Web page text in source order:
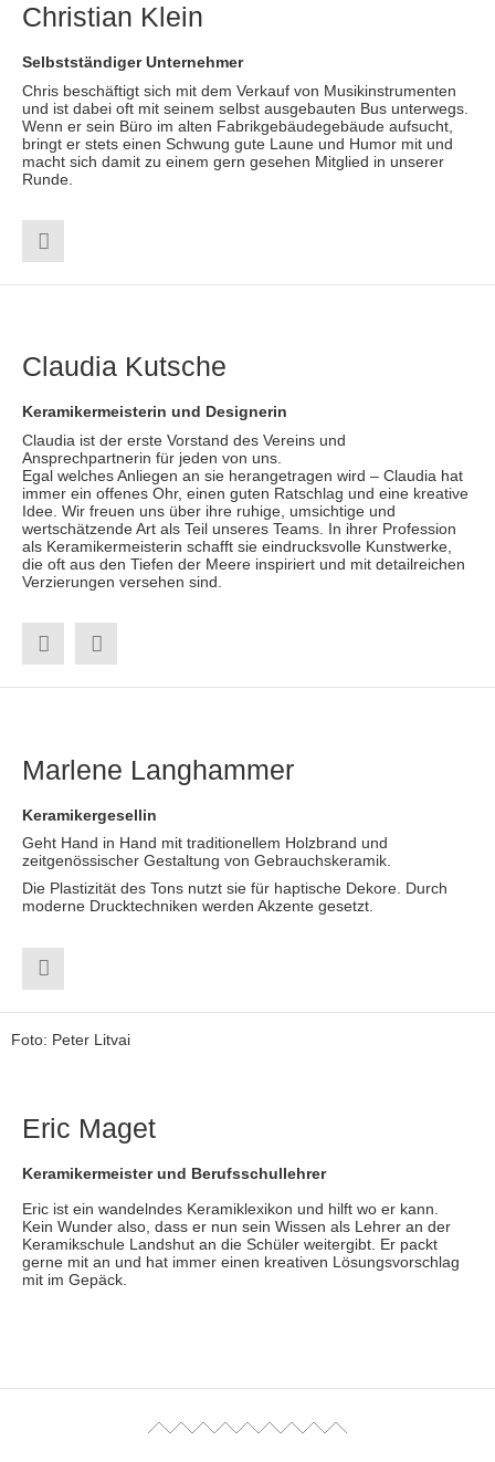
Christian Klein
Selbstständiger Unternehmer
Chris beschäftigt sich mit dem Verkauf von Musikinstrumenten
und ist dabei oft mit seinem selbst ausgebauten Bus unterwegs.
Wenn er sein Büro im alten Fabrikgebäudegebäude aufsucht,
bringt er stets einen Schwung gute Laune und Humor mit und
macht sich damit zu einem gern gesehen Mitglied in unserer
Runde.
Claudia Kutsche
Keramikermeisterin und Designerin
Claudia ist der erste Vorstand des Vereins und
Ansprechpartnerin für jeden von uns.
Egal welches Anliegen an sie herangetragen wird – Claudia hat
immer ein offenes Ohr, einen guten Ratschlag und eine kreative
Idee. Wir freuen uns über ihre ruhige, umsichtige und
wertschätzende Art als Teil unseres Teams. In ihrer Profession
als Keramikermeisterin schafft sie eindrucksvolle Kunstwerke,
die oft aus den Tiefen der Meere inspiriert und mit detailreichen
Verzierungen versehen sind.
Marlene Langhammer
Keramikergesellin
Geht Hand in Hand mit traditionellem Holzbrand und
zeitgenössischer Gestaltung von Gebrauchskeramik.
Die Plastizität des Tons nutzt sie für haptische Dekore. Durch
moderne Drucktechniken werden Akzente gesetzt.
Foto: Peter Litvai
Eric Maget
Keramikermeister und Berufsschullehrer
Eric ist ein wandelndes Keramiklexikon und hilft wo er kann.
Kein Wunder also, dass er nun sein Wissen als Lehrer an der
Keramikschule Landshut an die Schüler weitergibt. Er packt
gerne mit an und hat immer einen kreativen Lösungsvorschlag
mit im Gepäck.